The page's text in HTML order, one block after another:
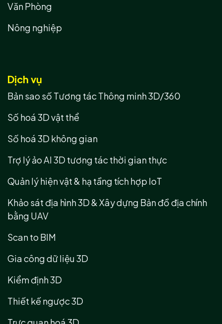
Văn Phòng
Nông nghiệp
Dịch vụ
Bản sao số Tương tác Thông minh 3D/360
Số hoá 3D vật thể
Số hoá 3D không gian
Trợ lý ảo AI 3D tương tác thời gian thực
Quản lý hiện vật & hạ tầng tích hợp IoT
Khảo sát địa hình 3D & Xây dựng Bản đồ địa chính
bằng UAV
Scan to BIM
Gia công dữ liệu 3D
Kiểm định 3D
Thiết kế ngược 3D